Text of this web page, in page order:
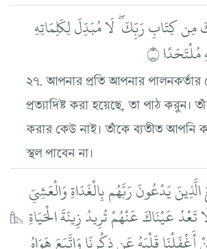
مِن كِتَابِ رَبِّكَ ۖ لَا مُبَدِّلَ لِكَلِمَاتِهِ
২৭. আপনার প্রতি আপনার পালনকর্তার
প্রত্যাদিষ্ট করা হয়েছে, তা পাঠ করুন।
করার কেউ নাই। তাঁকে ব্যতীত আপনি
স্থল পাবেন না।
يَدْعُونَ رَبَّهُم بِالْغَدَاةِ وَالْعَشِيِّ
عَيْنَاكَ عَنْهُمْ تُرِيدُ زِينَةَ الْحَيَاةِ
أَغْفَلْنَا قَلْبَهُ عَن ذِكْرِنَا وَاتَّبَعَ هَوَاهُ